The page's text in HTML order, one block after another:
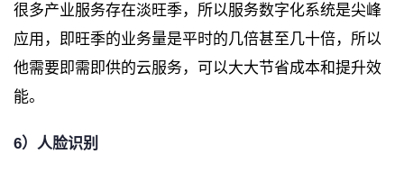
很多产业服务存在淡旺季，所以服务数字化系统是尖峰
应用，即旺季的业务量是平时的几倍甚至几十倍，所以
他需要即需即供的云服务，可以大大节省成本和提升效
能。
6）人脸识别